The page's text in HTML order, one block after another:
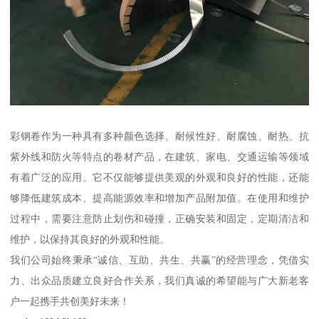
彩钢卷作为一种具有多种颜色选择、耐候性好、耐腐蚀、耐热、抗
紫外线和防火等特点的卷材产品，在建筑、家电、交通运输等领域
有着广泛的应用。它不仅能够提供美观的外观和良好的性能，还能
够降低建筑成本、提高能源效率和增加产品附加值。在使用和维护
过程中，需要注意防止划伤和碰撞，正确安装和固定，定期清洁和
维护，以保持其良好的外观和性能。
我们公司始终秉承“诚信、互助、共生、共赢”的经营理念，凭借实
力、出众品质建立良好合作关系，我们真诚的希望能与广大新老客
户一起携手共创美好未来！